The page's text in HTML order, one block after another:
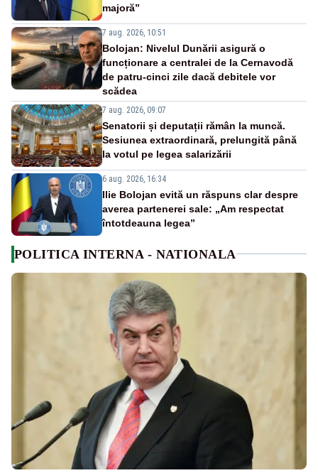
majoră”
7 aug. 2026, 10:51
Bolojan: Nivelul Dunării asigură o
funcționare a centralei de la Cernavodă
de patru-cinci zile dacă debitele vor
scădea
7 aug. 2026, 09:07
Senatorii și deputații rămân la muncă.
Sesiunea extraordinară, prelungită până
la votul pe legea salarizării
6 aug. 2026, 16:34
Ilie Bolojan evită un răspuns clar despre
averea partenerei sale: „Am respectat
întotdeauna legea”
POLITICA INTERNA - NATIONALA